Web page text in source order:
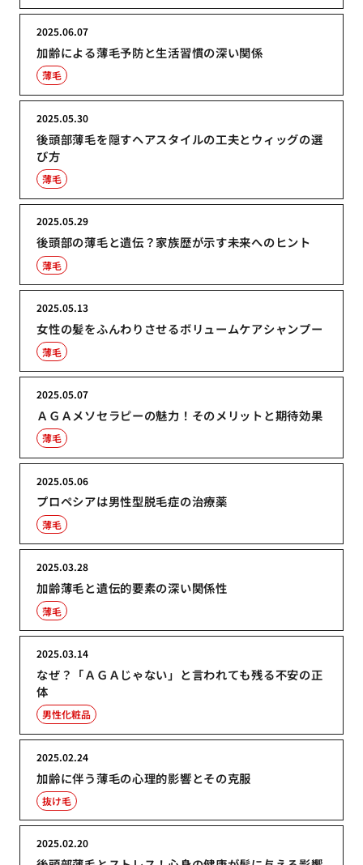
加齢による薄毛予防と生活習慣の深い関係
2025.06.07
薄毛
後頭部薄毛を隠すヘアスタイルの工夫とウィッグの選
び方
2025.05.30
薄毛
後頭部の薄毛と遺伝？家族歴が示す未来へのヒント
2025.05.29
薄毛
女性の髪をふんわりさせるボリュームケアシャンプー
2025.05.13
薄毛
ＡＧＡメソセラピーの魅力！そのメリットと期待効果
2025.05.07
薄毛
プロペシアは男性型脱毛症の治療薬
2025.05.06
薄毛
加齢薄毛と遺伝的要素の深い関係性
2025.03.28
薄毛
なぜ？「ＡＧＡじゃない」と言われても残る不安の正
体
2025.03.14
男性化粧品
加齢に伴う薄毛の心理的影響とその克服
2025.02.24
抜け毛
2025.02.20